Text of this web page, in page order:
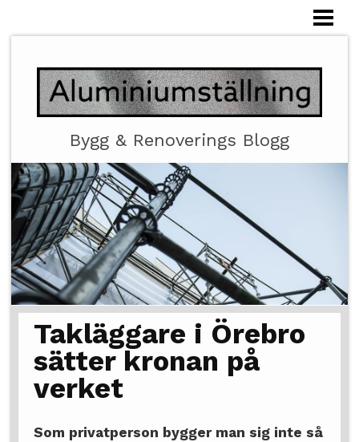
Bygg & Renoverings Blogg
Takläggare i Örebro
sätter kronan på
verket
Som privatperson bygger man sig inte så